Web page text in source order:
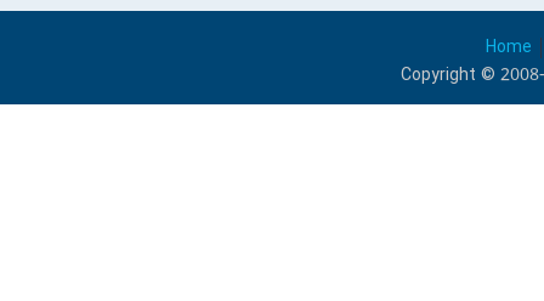
Home
Copyright ©